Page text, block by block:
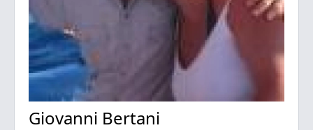
Giovanni Bertani